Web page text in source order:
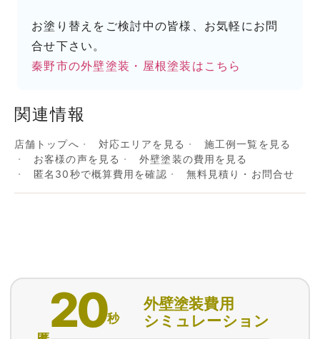
お塗り替えをご検討中の皆様、お気軽にお問
合せ下さい。
秦野市の外壁塗装・屋根塗装はこちら
関連情報
店舗トップへ 対応エリアを見る
施工例一覧を見る
お客様の声を見る
外壁塗装の費用を見る
匿名30秒で概算費用を確認
無料見積り・お問合せ
20秒
外壁塗装費用
シミュレーション